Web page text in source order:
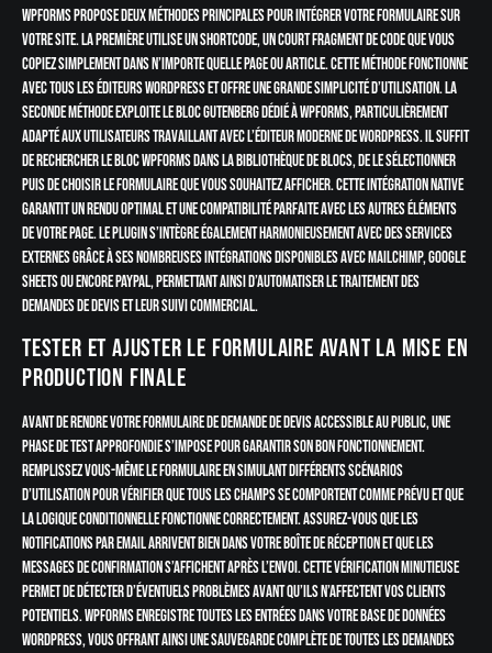
WPForms propose deux méthodes principales pour intégrer votre formulaire sur
votre site. La première utilise un shortcode, un court fragment de code que vous
copiez simplement dans n’importe quelle page ou article. Cette méthode fonctionne
avec tous les éditeurs WordPress et offre une grande simplicité d’utilisation. La
seconde méthode exploite le bloc Gutenberg dédié à WPForms, particulièrement
adapté aux utilisateurs travaillant avec l’éditeur moderne de WordPress. Il suffit
de rechercher le bloc WPForms dans la bibliothèque de blocs, de le sélectionner
puis de choisir le formulaire que vous souhaitez afficher. Cette intégration native
garantit un rendu optimal et une compatibilité parfaite avec les autres éléments
de votre page. Le plugin s’intègre également harmonieusement avec des services
externes grâce à ses nombreuses intégrations disponibles avec Mailchimp, Google
Sheets ou encore PayPal, permettant ainsi d’automatiser le traitement des
demandes de devis et leur suivi commercial.
Tester et ajuster le formulaire avant la mise en
production finale
Avant de rendre votre formulaire de demande de devis accessible au public, une
phase de test approfondie s’impose pour garantir son bon fonctionnement.
Remplissez vous-même le formulaire en simulant différents scénarios
d’utilisation pour vérifier que tous les champs se comportent comme prévu et que
la logique conditionnelle fonctionne correctement. Assurez-vous que les
notifications par email arrivent bien dans votre boîte de réception et que les
messages de confirmation s’affichent après l’envoi. Cette vérification minutieuse
permet de détecter d’éventuels problèmes avant qu’ils n’affectent vos clients
potentiels. WPForms enregistre toutes les entrées dans votre base de données
WordPress, vous offrant ainsi une sauvegarde complète de toutes les demandes